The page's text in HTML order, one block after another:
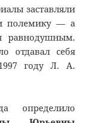
заставляли
полемику — а
равнодушным.
отдавал себя
году Л. А.
определило